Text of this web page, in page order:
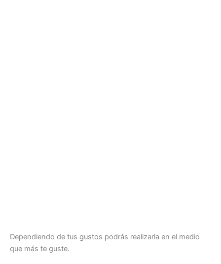
Dependiendo de tus gustos podrás realizarla en el medio
que más te guste.